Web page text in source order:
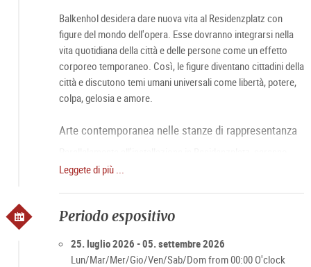
Balkenhol desidera dare nuova vita al Residenzplatz con
figure del mondo dell'opera. Esse dovranno integrarsi nella
vita quotidiana della città e delle persone come un effetto
corporeo temporaneo. Così, le figure diventano cittadini della
città e discutono temi umani universali come libertà, potere,
colpa, gelosia e amore.
Arte contemporanea nelle stanze di rappresentanza
presentate sculture di Stephan Balkenhol ispirate al tema del
27.7.2026 – 5.10.2026 | Stanze di rappresentanza
Leggete di più ...
Periodo espositivo
25. luglio 2026 - 05. settembre 2026
Lun/Mar/Mer/Gio/Ven/Sab/Dom from 00:00 O'clock